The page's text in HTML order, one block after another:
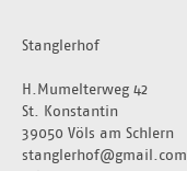
Stanglerhof
H.Mumelterweg 42
St. Konstantin
39050 Völs am Schlern
stanglerhof@gmail.com